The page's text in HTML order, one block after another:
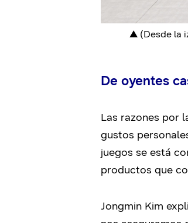
▲ (Desde la
De oyentes
Las razones por
gustos
juegos se está
productos que
Jongmin Kim